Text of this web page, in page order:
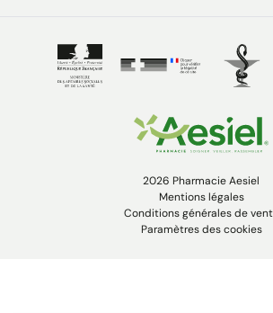
2026 Pharmacie Aesiel
Mentions légales
Conditions générales de
Paramètres des cookies